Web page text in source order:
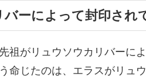
ーによって封印され
祖がリュウソウカリバーに
命じたのは、エラスがリュ